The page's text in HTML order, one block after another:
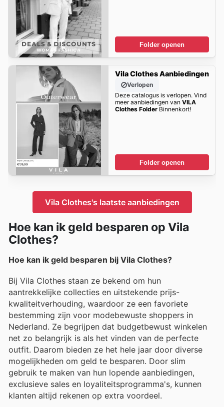
Folder openen
Vila Clothes Aanbiedingen
Verlopen
Deze catalogus is verlopen. Vind
meer aanbiedingen van VILA
Clothes FolderBinnenkort!
Folder openen
Vila Clothes's laatste aanbiedingen
Hoe kan ik geld besparen op Vila
Clothes?
Hoe kan ik geld besparen bij Vila Clothes?
Bij Vila Clothes staan ze bekend om hun
aantrekkelijke collecties en uitstekende prijs-
kwaliteitverhouding, waardoor ze een favoriete
bestemming zijn voor modebewuste shoppers in
Nederland. Ze begrijpen dat budgetbewust winkelen
net zo belangrijk is als het vinden van de perfecte
outfit. Daarom bieden ze het hele jaar door diverse
mogelijkheden om geld te besparen. Door slim
gebruik te maken van hun lopende aanbiedingen,
exclusieve sales en loyaliteitsprogramma's, kunnen
klanten altijd rekenen op extra voordeel.